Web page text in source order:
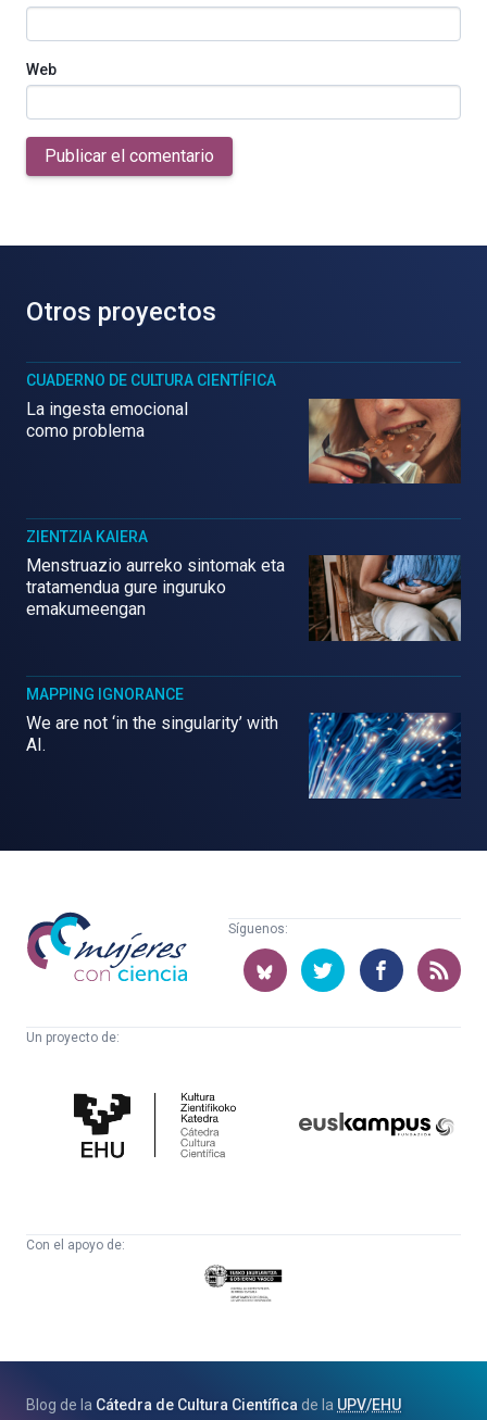
Web
Publicar el comentario
Otros proyectos
CUADERNO DE CULTURA CIENTÍFICA
La ingesta emocional
como problema
ZIENTZIA KAIERA
Menstruazio aurreko sintomak eta
tratamendua gure inguruko
emakumeengan
MAPPING IGNORANCE
We are not ‘in the singularity’ with
AI.
Mujeres
con
ciencia
Síguenos:
Un proyecto de:
Cultura
Científica
Con el apoyo de:
Eusko
Jaurlaritza
eta
Blog de la Cátedra de Cultura Científica de la UPV/EHU